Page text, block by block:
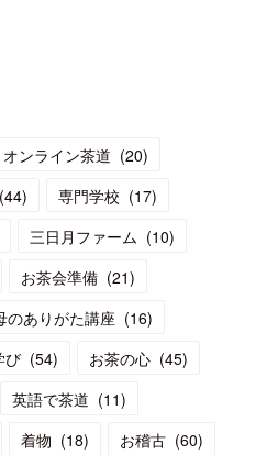
オンライン茶道 (20)
(44) 専門学校 (17)
三日月ファーム (10)
お茶会準備 (21)
のありがた講座 (16)
び (54) お茶の心 (45)
英語で茶道 (11)
着物 (18) お稽古 (60)